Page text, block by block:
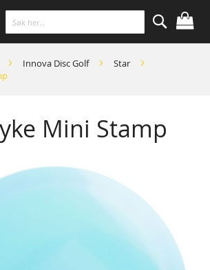
Søk
Innova Disc Golf
Star
Mini Stamp